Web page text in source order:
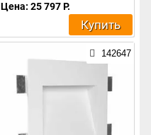
Цена: 25 797 Р.
Купить
142647